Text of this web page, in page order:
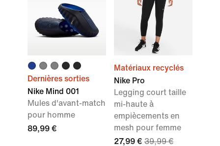
Dernières sorties
Nike Mind 001
Mules d'avant-match
pour homme
89,99 €
Matériaux recyclés
Nike Pro
Legging court taille
mi-haute à
empiècements en
mesh pour femme
27,99 € 39,99 €